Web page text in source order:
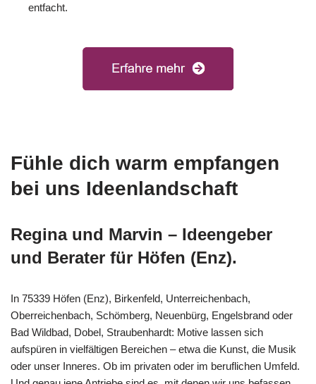
entfacht.
Fühle dich warm empfangen
bei uns Ideenlandschaft
Regina und Marvin – Ideengeber
und Berater für Höfen (Enz).
In 75339 Höfen (Enz), Birkenfeld, Unterreichenbach,
Oberreichenbach, Schömberg, Neuenbürg, Engelsbrand oder
Bad Wildbad, Dobel, Straubenhardt: Motive lassen sich
aufspüren in vielfältigen Bereichen – etwa die Kunst, die Musik
oder unser Inneres. Ob im privaten oder im beruflichen Umfeld.